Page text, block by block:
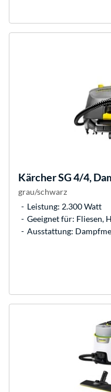
KärcherSG 4/4,
grau/schwarz
Leistung: 2.300 Watt
Geeignet für: Fliesen,
Ausstattung: